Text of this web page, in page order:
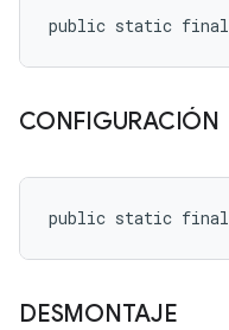
public static final
CONFIGURACIÓN
public static final
DESMONTAJE